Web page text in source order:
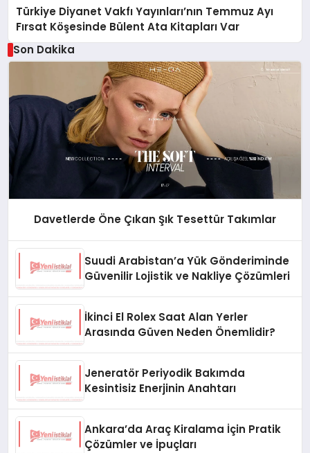
Türkiye Diyanet Vakfı Yayınları’nın Temmuz Ayı
Fırsat Köşesinde Bülent Ata Kitapları Var
Son Dakika
Davetlerde Öne Çıkan Şık Tesettür Takımlar
Suudi Arabistan’a Yük Gönderiminde
Güvenilir Lojistik ve Nakliye Çözümleri
İkinci El Rolex Saat Alan Yerler
Arasında Güven Neden Önemlidir?
Jeneratör Periyodik Bakımda
Kesintisiz Enerjinin Anahtarı
Ankara’da Araç Kiralama İçin Pratik
Çözümler ve İpuçları